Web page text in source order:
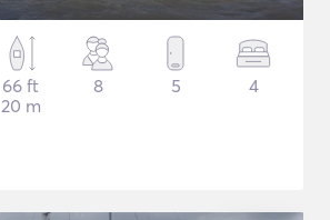
66 ft
20 m
8 5 4